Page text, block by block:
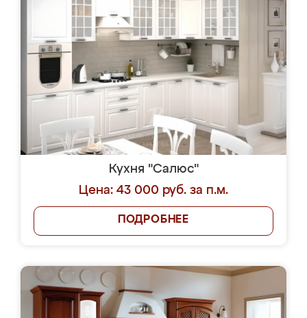
Кухня "Салюс"
Цена: 43 000 руб. за п.м.
ПОДРОБНЕЕ